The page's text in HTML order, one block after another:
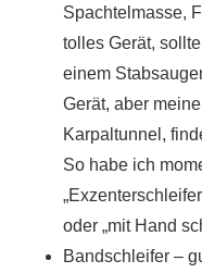
Spachtelmasse,
tolles Gerät,
einem
Gerät, aber
Karpaltunnel,
So habe ich
oder „mit Hand
Bandschleifer –